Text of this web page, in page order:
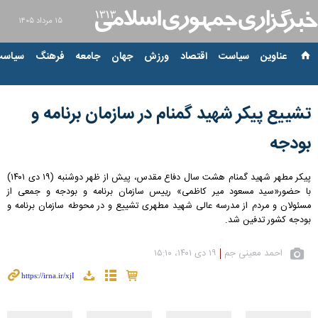
۱۵ مرداد ۱۴۰۵
عناوین‌ سیاست اقتصاد ورزش جهان جامعه فرهنگ
تشییع پیکر شهید گمنام در سازمان برنامه و
بودجه
پیکر مطهر شهید گمنام هشت سال دفاع مقدس، پیش از ظهر دوشنبه (۱۹ دی ۱۴۰۱)
با حضور«سید مسعود میر کاظمی» رییس سازمان برنامه و بودجه و جمعی از
مسئولان و مردم از مدرسه عالی شهید مطهری تشییع و در محوطه سازمان برنامه و
بودجه کشور تدفین شد.
احمد معینی جم ۱۹ دی ۱۴۰۱، ۱۵:۱۰